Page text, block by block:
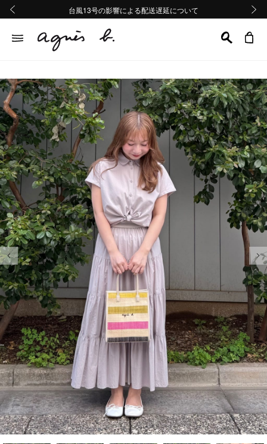
熊本地域地震の影響による配送遅延について
Summer Sale 2buy10%OFF!!
台風13号の影響による配送遅延について
熊本地域地震の影響による配送遅延について
Summer Sale 2buy10%OFF!!
前の画像